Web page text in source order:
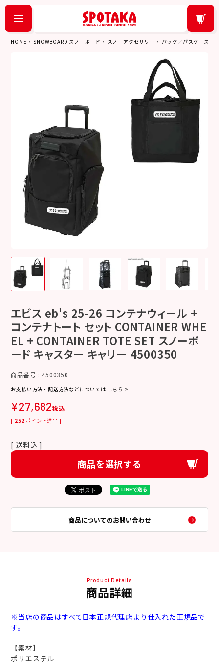
HOME SNOWBOARD スノーボード スノーアクセサリー バッグ／パスケース
エビス eb's 25-26 コンテナウィール +
コンテナトート セット CONTAINER WHE
EL + CONTAINER TOTE SET スノーボ
ード キャスター キャリー 4500350
商品番号 4500350
お支払い方法・配送方法などについては こちら >
¥27,682税込
[ 252 ポイント進呈 ]
送料込
商品を選択する
商品についてのお問い合わせ
Product Details
商品詳細
※当店の商品はすべて日本正規代理店より仕入れた正規品で
す。
【素材】
ポリエステル